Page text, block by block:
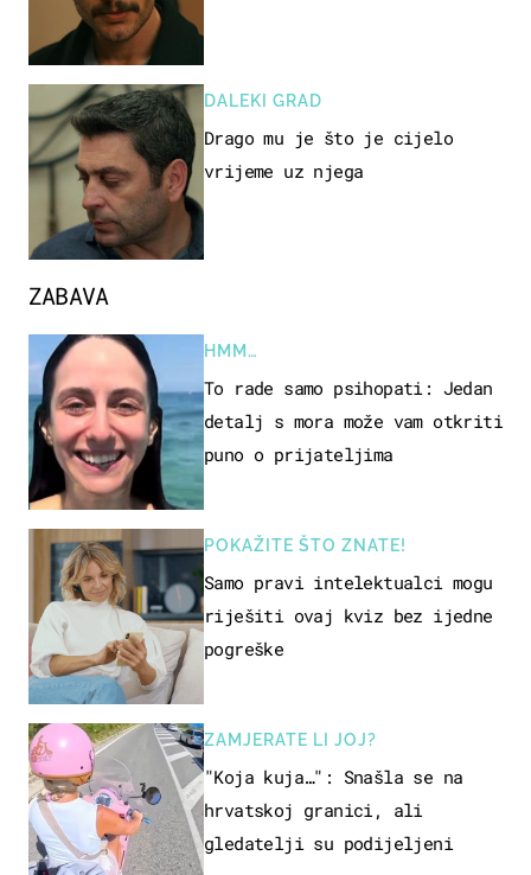
ZABAVA
HMM…
To rade samo psihopati: Jedan
detalj s mora može vam otkriti
puno o prijateljima
POKAŽITE ŠTO ZNATE!
Samo pravi intelektualci mogu
riješiti ovaj kviz bez ijedne
pogreške
ZAMJERATE LI JOJ?
"Koja kuja…": Snašla se na
hrvatskoj granici, ali
gledatelji su podijeljeni
DALEKI GRAD
Drago mu je što je cijelo
vrijeme uz njega